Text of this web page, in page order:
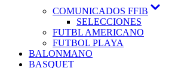
COMUNICADOS FFIB
SELECCIONES
FUTBL AMERICANO
FUTBOL PLAYA
BALONMANO
BASQUET